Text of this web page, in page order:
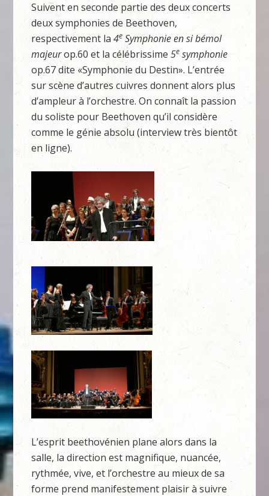
Suivent en seconde partie des deux concerts
deux symphonies de Beethoven,
respectivement la4e Symphonie en si bémol
majeurop.60 et la célébrissime5e symphonie
op.67 dite «Symphonie du Destin». L’entrée
sur scène d’autres cuivres donnent alors plus
d’ampleur à l’orchestre. On connaît la passion
du soliste pour Beethoven qu’il considère
comme le génie absolu (interview très bientôt
en ligne).
L’esprit beethovénien plane alors dans la
salle, la direction est magnifique, nuancée,
rythmée, vive, et l’orchestre au mieux de sa
forme prend manifestement plaisir à suivre